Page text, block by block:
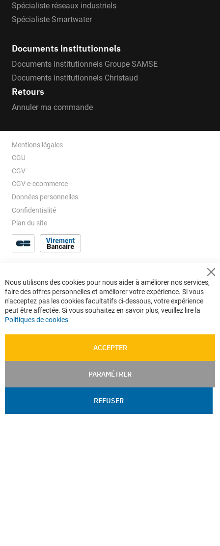
Spécialiste réseaux industriels
Spécialiste Smartwater
Documents institutionnels
Documents institutionnels Groupe SAMSE
Documents institutionnels Christaud
Retours
Annuler ma commande
Mentions légales
CGU
CGV
CGV e-ccommerce
Données personnelles
Confidentialité
Plan du site
Nous utilisons des cookies pour nous aider à améliorer nos services,
faire des offres personnelles et améliorer votre expérience. Si vous
n'acceptez pas les cookies facultatifs ci-dessous, votre expérience
peut être affectée. Si vous souhaitez en savoir plus, veuillez lire la
Politiques de cookies
ACCEPTER
PARAMÉTRER
REFUSER